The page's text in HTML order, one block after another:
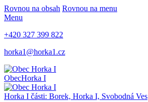
Rovnou na obsah Rovnou na menu
Menu
+420 327 399 822
horka1@horka1.cz
ObecHorka I
Horka I části: Borek, Horka I, Svobodná Ves